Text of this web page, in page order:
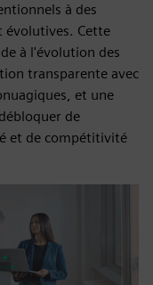
à des
évolutives. Cette
à l'évolution des
transparente avec
et une
de
et de compétitivité